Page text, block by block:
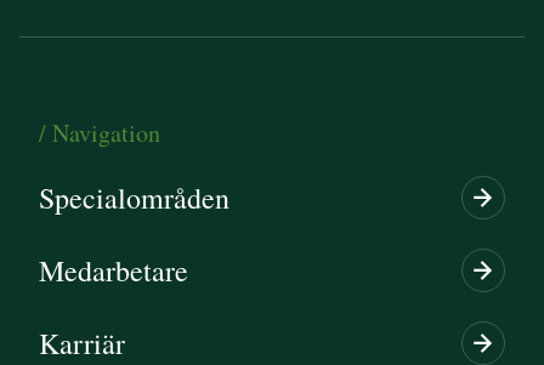
/ Navigation
Specialområden
Medarbetare
Karriär